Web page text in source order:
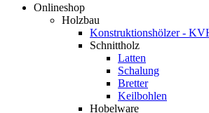
Onlineshop
Holzbau
Konstruktionshölzer -
Schnittholz
Latten
Schalung
Bretter
Keilbohlen
Hobelware